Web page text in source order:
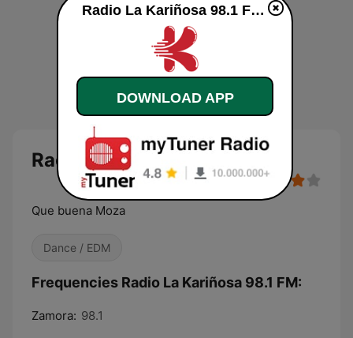
Radio La Kariñosa 98.1 FM
Que buena Moza
Dance / EDM
Frequencies Radio La Kariñosa 98.1 FM:
Zamora: 98.1
Radio La Kariñosa 98.1 FM live
DOWNLOAD APP